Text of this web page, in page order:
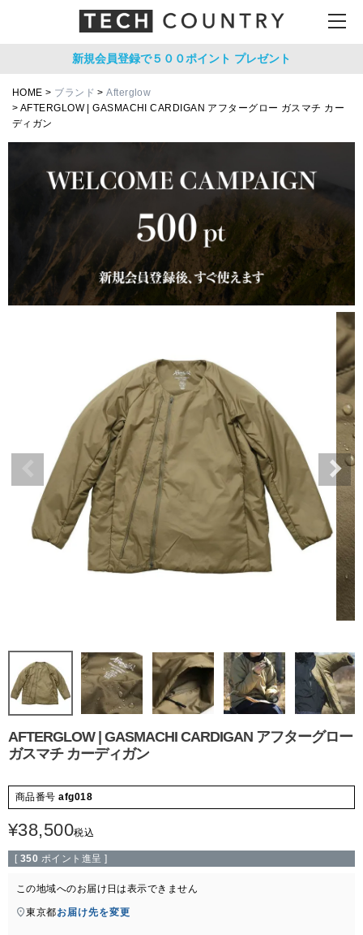
新規会員登録で５００ポイント プレゼント
HOME ブランド
Afterglow
AFTERGLOW | GASMACHI CARDIGAN アフターグロー ガスマチ カー
ディガン
AFTERGLOW | GASMACHI CARDIGAN アフターグロー
ガスマチ カーディガン
商品番号 afg018
¥38,500税込
[ 350 ポイント進呈 ]
この地域へのお届け日は表示できません
東京都お届け先を変更